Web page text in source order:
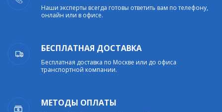
Наши эксперты всегда готовы ответить вам по телефону,
онлайн или в офисе.
БЕСПЛАТНАЯ ДОСТАВКА
Бесплатная доставка по Москве или до офиса
транспортной компании.
МЕТОДЫ ОПЛАТЫ